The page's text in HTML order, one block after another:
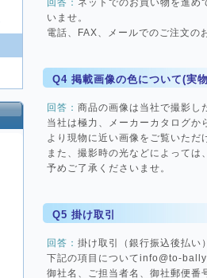
いませ。
電話、FAX、メールでのご注文の
Q4 掲載画像の色について(実
回答： 商品の画像は当社で撮影し
当社は極力、メーカーカタログ
より現物に近い画像をご覧いただ
また、撮影時の光などによって
予めご了承くださいませ。
Q5 掛け取引
回答： 掛け取引（銀行振込後払
下記の項目についてinfo@to-
御社名、ご担当者名、御社郵便番